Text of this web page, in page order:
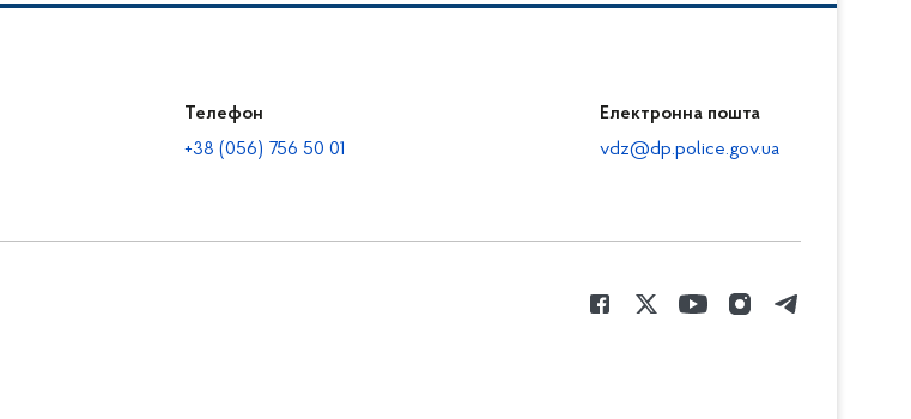
Телефон
+38 (056) 756 50 01
Електронна пошта
vdz@dp.police.gov.ua